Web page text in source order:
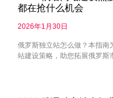
都在抢什么机会
2026年1月30日
俄罗斯独立站怎么做？本指南
站建设策略，助您拓展俄罗斯